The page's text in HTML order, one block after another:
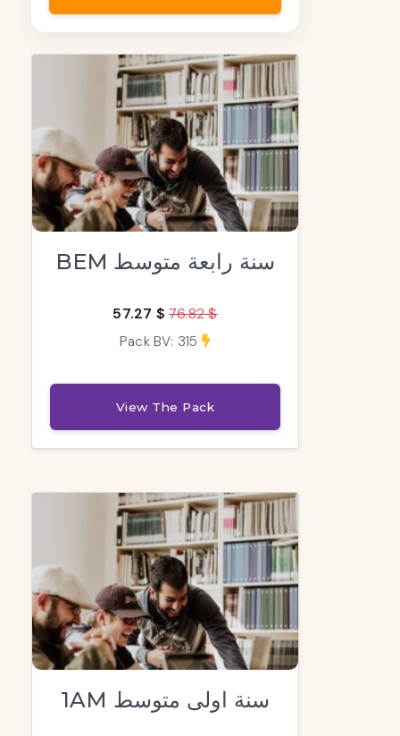
BEM سنة رابعة متوسط
57.27 $ 76.82 $
Pack BV: 315
View The Pack
1AM سنة اولى متوسط